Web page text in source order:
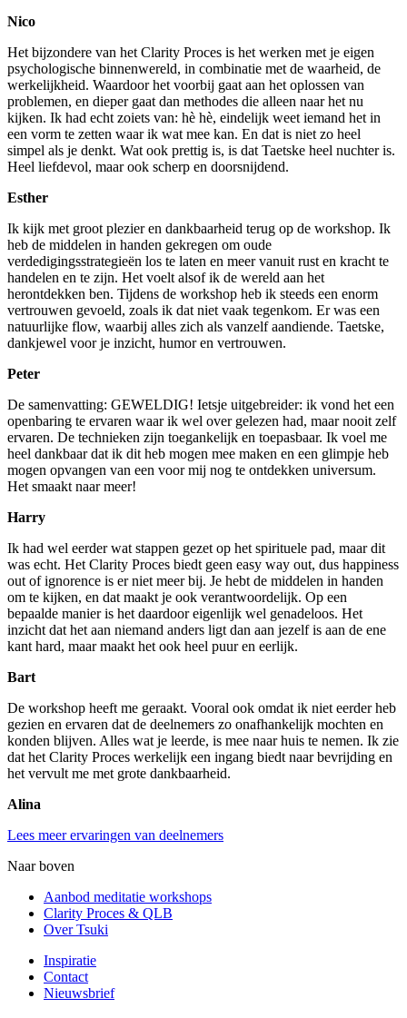
Nico
Het bijzondere van het Clarity Proces is het werken met je eigen
psychologische binnenwereld, in combinatie met de waarheid, de
werkelijkheid. Waardoor het voorbij gaat aan het oplossen van
problemen, en dieper gaat dan methodes die alleen naar het nu
kijken. Ik had echt zoiets van: hè hè, eindelijk weet iemand het in
een vorm te zetten waar ik wat mee kan. En dat is niet zo heel
simpel als je denkt. Wat ook prettig is, is dat Taetske heel nuchter is.
Heel liefdevol, maar ook scherp en doorsnijdend.
Esther
Ik kijk met groot plezier en dankbaarheid terug op de workshop. Ik
heb de middelen in handen gekregen om oude
verdedigingsstrategieën los te laten en meer vanuit rust en kracht te
handelen en te zijn. Het voelt alsof ik de wereld aan het
herontdekken ben. Tijdens de workshop heb ik steeds een enorm
vertrouwen gevoeld, zoals ik dat niet vaak tegenkom. Er was een
natuurlijke flow, waarbij alles zich als vanzelf aandiende. Taetske,
dankjewel voor je inzicht, humor en vertrouwen.
Peter
De samenvatting: GEWELDIG! Ietsje uitgebreider: ik vond het een
openbaring te ervaren waar ik wel over gelezen had, maar nooit zelf
ervaren. De technieken zijn toegankelijk en toepasbaar. Ik voel me
heel dankbaar dat ik dit heb mogen mee maken en een glimpje heb
mogen opvangen van een voor mij nog te ontdekken universum.
Het smaakt naar meer!
Harry
Ik had wel eerder wat stappen gezet op het spirituele pad, maar dit
was echt. Het Clarity Proces biedt geen easy way out, dus happiness
out of ignorence is er niet meer bij. Je hebt de middelen in handen
om te kijken, en dat maakt je ook verantwoordelijk. Op een
bepaalde manier is het daardoor eigenlijk wel genadeloos. Het
inzicht dat het aan niemand anders ligt dan aan jezelf is aan de ene
kant hard, maar maakt het ook heel puur en eerlijk.
Bart
De workshop heeft me geraakt. Vooral ook omdat ik niet eerder heb
gezien en ervaren dat de deelnemers zo onafhankelijk mochten en
konden blijven. Alles wat je leerde, is mee naar huis te nemen. Ik zie
dat het Clarity Proces werkelijk een ingang biedt naar bevrijding en
het vervult me met grote dankbaarheid.
Alina
Lees meer ervaringen van deelnemers
Naar boven
Aanbod meditatie workshops
Clarity Proces & QLB
Over Tsuki
Inspiratie
Contact
Nieuwsbrief